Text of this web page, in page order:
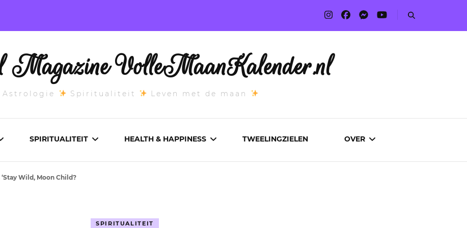
Magazine VolleMaanKalender.nl
Astrologie Spiritualiteit Leven met de maan
SPIRITUALITEIT HEALTH & HAPPINESS TWEELINGZIELEN OVER
Wild, Moon Child?
SPIRITUALITEIT